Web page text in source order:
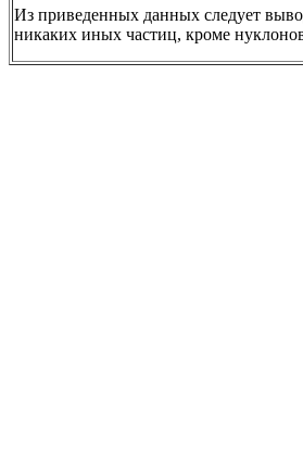
Из приведенных данных следует
никаких иных частиц, кроме